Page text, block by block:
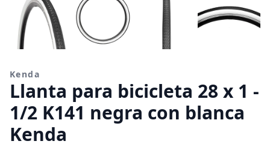
Kenda
Llanta para bicicleta 28 x 1 -
1/2 K141 negra con blanca
Kenda